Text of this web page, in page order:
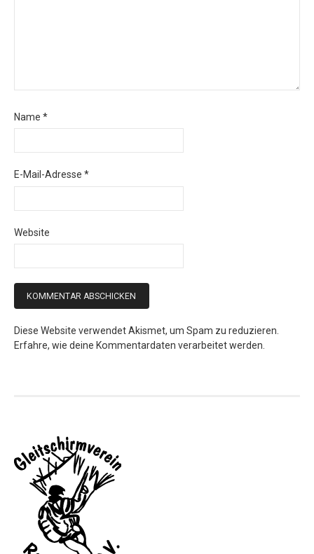
Name *
E-Mail-Adresse *
Website
Diese Website verwendet Akismet, um Spam zu reduzieren.
Erfahre, wie deine Kommentardaten verarbeitet werden.